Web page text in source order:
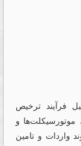
فرآیند ترخیص
و
واردات و تامین